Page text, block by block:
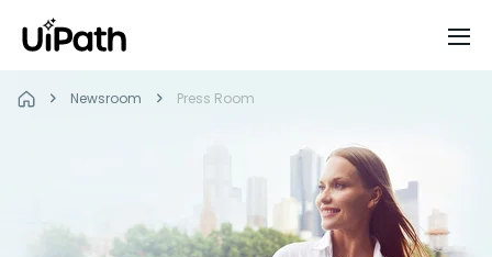
Newsroom Press Room